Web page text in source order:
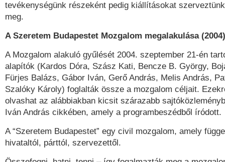
tevékenységünk részeként pedig kiállításokat
meg.
A Szeretem Budapestet Mozgalom megalakulása (2004)
A Mozgalom alakuló gyűlését 2004. szeptember 21-én
alapítók (Kardos Dóra, Szász Kati, Bencze B. György,
Fürjes Balázs, Gábor Iván, Gerő András, Melis András,
Szalóky Károly) foglalták össze a mozgalom céljait.
olvashat az alábbiakban kicsit szárazabb
Iván András cikkében, amely a programbeszédből íródott.
A “Szeretem Budapestet” egy civil mozgalom, amely
hivataltól, párttól, szervezettől.